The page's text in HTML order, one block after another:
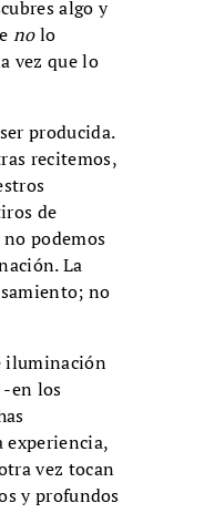
algo y
nolo
vez que lo
producida.
recitemos,
de
podemos
La
no
iluminación
-en los
experiencia,
vez tocan
y profundos